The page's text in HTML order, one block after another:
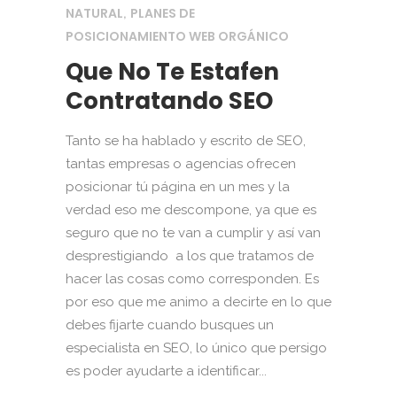
NATURAL, PLANES DE
POSICIONAMIENTO WEB ORGÁNICO
Que No Te Estafen
Contratando SEO
Tanto se ha hablado y escrito de SEO,
tantas empresas o agencias ofrecen
posicionar tú página en un mes y la
verdad eso me descompone, ya que es
seguro que no te van a cumplir y así van
desprestigiando a los que tratamos de
hacer las cosas como corresponden. Es
por eso que me animo a decirte en lo que
debes fijarte cuando busques un
especialista en SEO, lo único que persigo
es poder ayudarte a identificar...